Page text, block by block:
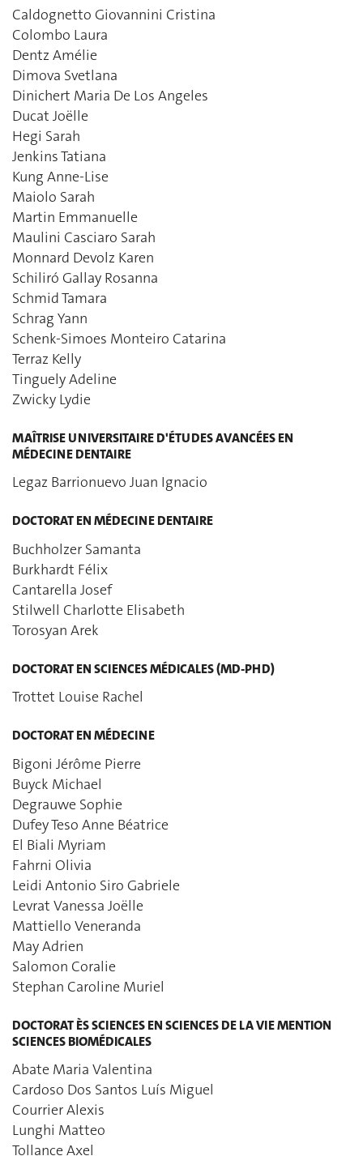
Caldognetto Giovannini Cristina
Colombo Laura
Dentz Amélie
Dimova Svetlana
Dinichert Maria De Los Angeles
Ducat Joëlle
Hegi Sarah
Jenkins Tatiana
Kung Anne-Lise
Maiolo Sarah
Martin Emmanuelle
Maulini Casciaro Sarah
Monnard Devolz Karen
Schiliró Gallay Rosanna
Schmid Tamara
Schrag Yann
Schenk-Simoes Monteiro Catarina
Terraz Kelly
Tinguely Adeline
Zwicky Lydie
MAÎTRISE UNIVERSITAIRE D'ÉTUDES AVANCÉES EN
MÉDECINE DENTAIRE
Legaz Barrionuevo Juan Ignacio
DOCTORAT EN MÉDECINE DENTAIRE
Buchholzer Samanta
Burkhardt Félix
Cantarella Josef
Stilwell Charlotte Elisabeth
Torosyan Arek
DOCTORAT EN SCIENCES MÉDICALES (MD-PHD)
Trottet Louise Rachel
DOCTORAT EN MÉDECINE
Bigoni Jérôme Pierre
Buyck Michael
Degrauwe Sophie
Dufey Teso Anne Béatrice
El Biali Myriam
Fahrni Olivia
Leidi Antonio Siro Gabriele
Levrat Vanessa Joëlle
Mattiello Veneranda
May Adrien
Salomon Coralie
Stephan Caroline Muriel
DOCTORAT ÈS SCIENCES EN SCIENCES DE LA VIE MENTION
SCIENCES BIOMÉDICALES
Abate Maria Valentina
Cardoso Dos Santos Luís Miguel
Courrier Alexis
Lunghi Matteo
Tollance Axel